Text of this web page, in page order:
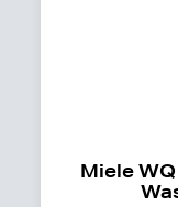
Miele